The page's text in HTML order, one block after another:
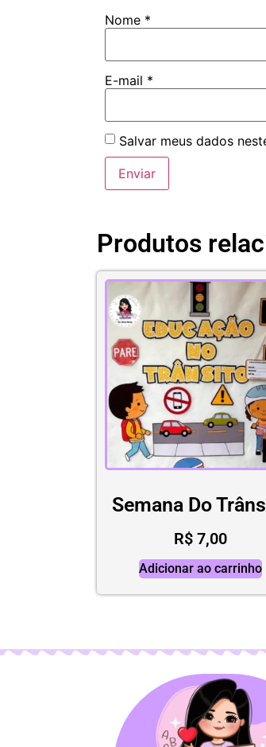
Nome *
E-mail *
Salvar meus dados
Produtos
Semana Do
R$7,00
Adicionar ao carrinho